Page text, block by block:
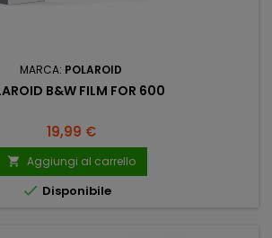
MARCA: POLAROID
B&W FILM FOR 600
Prezzo
19,99 €
 Aggiungi al carrello
 Disponibile